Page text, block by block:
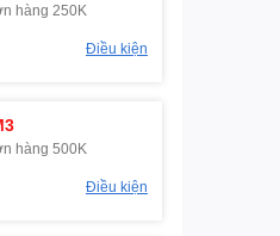
hàng 250K
Điều kiện
hàng 500K
Điều kiện